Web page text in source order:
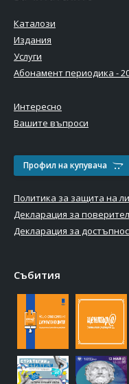
Каталози
Издания
Услуги
Абонамент периодика -
Интересно
Вашите въпроси
Профил на купувача
Политика за защита на
Декларация за
Декларация за
Събития